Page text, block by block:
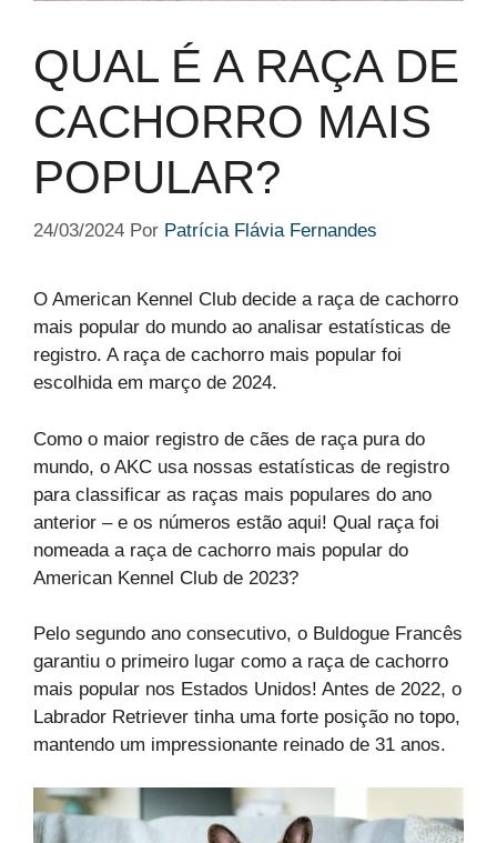
QUAL É A RAÇA DE
CACHORRO MAIS
POPULAR?
24/03/2024 Por Patrícia Flávia Fernandes
O American Kennel Club decide a raça de cachorro
mais popular do mundo ao analisar estatísticas de
registro. A raça de cachorro mais popular foi
escolhida em março de 2024.
Como o maior registro de cães de raça pura do
mundo, o AKC usa nossas estatísticas de registro
para classificar as raças mais populares do ano
anterior – e os números estão aqui! Qual raça foi
nomeada a raça de cachorro mais popular do
American Kennel Club de 2023?
Pelo segundo ano consecutivo, o Buldogue Francês
garantiu o primeiro lugar como a raça de cachorro
mais popular nos Estados Unidos! Antes de 2022, o
Labrador Retriever tinha uma forte posição no topo,
mantendo um impressionante reinado de 31 anos.